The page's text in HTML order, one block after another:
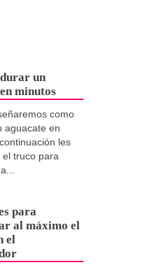
un
minutos
como
aguacate en
les
el truco para
para
al máximo el
el